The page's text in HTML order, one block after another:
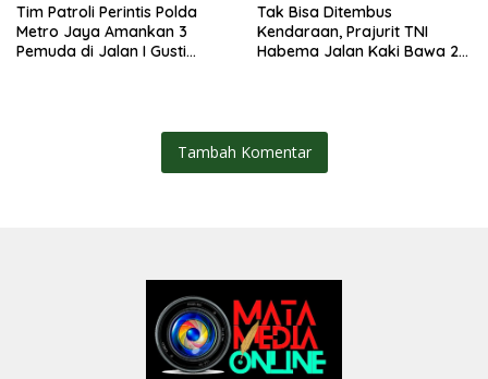
Tim Patroli Perintis Polda
Metro Jaya Amankan 3
Pemuda di Jalan I Gusti
Tak Bisa Ditembus
Kendaraan, Prajurit TNI
Habema Jalan Kaki Bawa 2
Tambah Komentar